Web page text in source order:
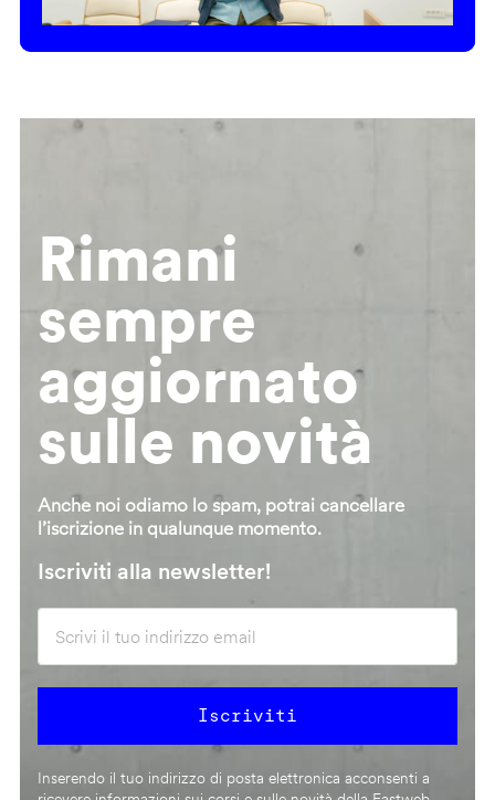
Rimani
sempre
aggiornato
sulle novità
Anche noi odiamo lo spam, potrai cancellare
l’iscrizione in qualunque momento.
Iscriviti alla newsletter!
Inserendo il tuo indirizzo di posta elettronica acconsenti a